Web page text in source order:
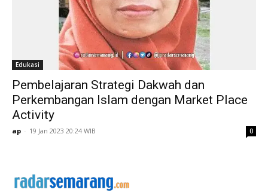
Edukasi
Pembelajaran Strategi Dakwah dan
Perkembangan Islam dengan Market Place
Activity
ap - 19 Jan 2023 20:24 WIB 0